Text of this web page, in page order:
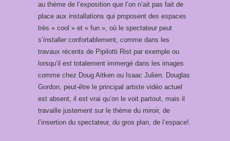
au thème de l’exposition que l’on n’ait pas fait de
place aux installations qui proposent des espaces
très « cool » et « fun », où le spectateur peut
s’installer confortablement, comme dans les
travaux récents de Pipilotti Rist par exemple ou
lorsqu’il est totalement immergé dans les images
comme chez Doug Aitken ou Isaac Julien. Douglas
Gordon, peut-être le principal artiste vidéo actuel
est absent, il est vrai qu’on le voit partout, mais il
travaille justement sur le thème du miroir, de
l’insertion du spectateur, du gros plan, de l’espace!.